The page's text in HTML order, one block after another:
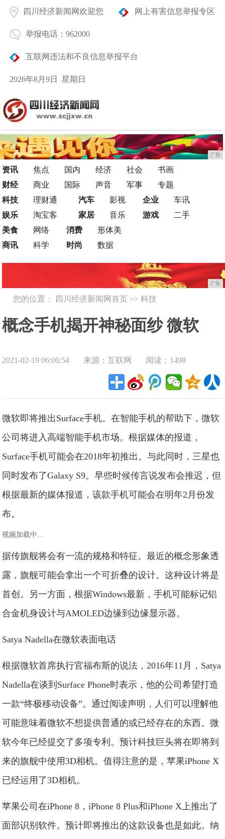
四川经济新闻网欢迎您 网上有害信息举报专区
举报电话：962000
互联网违法和不良信息举报平台
2026年8月9日 星期日
广告
资讯 焦点 国内 经济 社会
书画
财经
商业 国际 声音 军事
专题
科技
理财通
娱乐
淘宝客
汽车
影视
家居
音乐
企业
车讯
游戏
二手
美食
网络
商讯
科学
消费
形体美
时尚
数据
广告
您的位置： 四川经济新闻网首页 >>科技
概念手机揭开神秘面纱 微软
Surface Phone发布日期曝光!
2021-02-19 06:06:54 来源：互联网 阅读：1498
微软即将推出Surface手机。在智能手机的帮助下，微软
公司将进入高端智能手机市场。根据媒体的报道，
Surface手机可能会在2018年初推出。与此同时，三星也
同时发布了Galaxy S9。早些时候传言说发布会推迟，但
根据最新的媒体报道，该款手机可能会在明年2月份发
布。
视频加载中...
据传旗舰将会有一流的规格和特征。最近的概念形象透
露，旗舰可能会拿出一个可折叠的设计。这种设计将是
首创。另一方面，根据Windows最新，手机可能标记铝
合金机身设计与AMOLED边缘到边缘显示器。
Satya Nadella在微软表面电话
根据微软首席执行官福布斯的说法，2016年11月，Satya
Nadella在谈到Surface Phone时表示，他的公司希望打造
一款“终极移动设备”。通过阅读声明，人们可以理解他
可能意味着微软不想提供普通的或已经存在的东西。微
软今年已经提交了多项专利。预计科技巨头将在即将到
来的旗舰中使用3D相机。值得注意的是，苹果iPhone X
已经运用了3D相机。
苹果公司在iPhone 8，iPhone 8 Plus和iPhone X上推出了
面部识别软件。预计即将推出的这款设备也是如此。纳